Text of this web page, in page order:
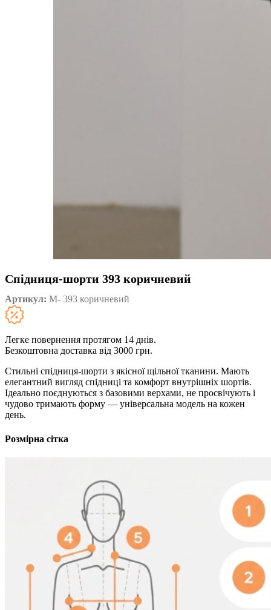
Спідниця-шорти 393 коричневий
Артикул: M- 393 коричневий
Легке повернення протягом 14 днів.
Безкоштовна доставка від 3000 грн.
Стильні спідниця-шорти з якісної щільної тканини. Мають
елегантний вигляд спідниці та комфорт внутрішніх шортів.
Ідеально поєднуються з базовими верхами, не просвічують і
чудово тримають форму — універсальна модель на кожен
день.
Розмірна сітка